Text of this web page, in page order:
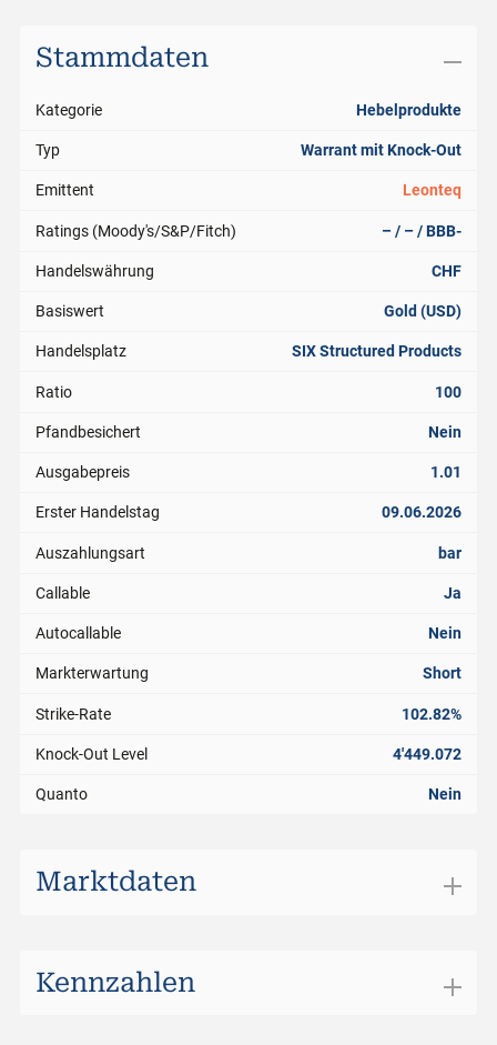
Stammdaten
Kategorie Hebelprodukte
Typ Warrant mit Knock-Out
Emittent Leonteq
Ratings (Moody's/S&P/Fitch) – / – / BBB-
Handelswährung CHF
Basiswert Gold (USD)
Handelsplatz SIX Structured Products
Ratio 100
Pfandbesichert Nein
Ausgabepreis 1.01
Erster Handelstag 09.06.2026
Auszahlungsart bar
Callable Ja
Autocallable Nein
Markterwartung Short
Strike-Rate 102.82%
Knock-Out Level 4'449.072
Quanto Nein
Marktdaten
Handelswährung
Kennzahlen